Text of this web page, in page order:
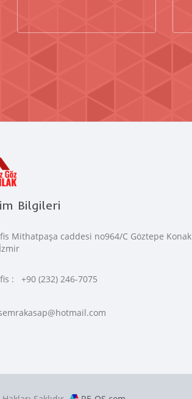
Bilgileri
Mithatpaşa caddesi no964/C Göztepe Konak
: +90 (232) 246-7075